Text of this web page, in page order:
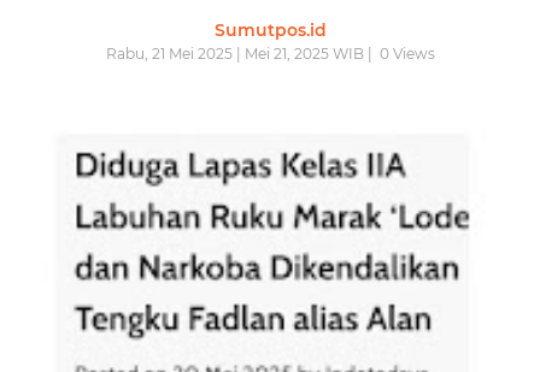
Sumutpos.id
Rabu, 21 Mei 2025 | Mei 21, 2025 WIB | 0Views